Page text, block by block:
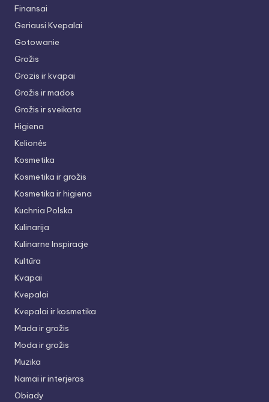
Finansai
Geriausi Kvepalai
Gotowanie
Grožis
Grozis ir kvapai
Grožis ir mados
Grožis ir sveikata
Higiena
Kelionės
Kosmetika
Kosmetika ir grožis
Kosmetika ir higiena
Kuchnia Polska
Kulinarija
Kulinarne Inspiracje
Kultūra
Kvapai
Kvepalai
Kvepalai ir kosmetika
Mada ir grožis
Moda ir grožis
Muzika
Namai ir interjeras
Obiady